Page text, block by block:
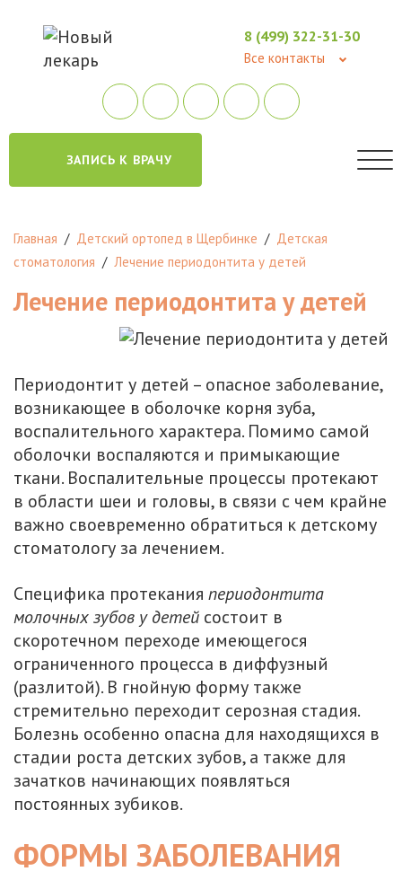
8 (499) 322-31-30
Все контакты
ЗАПИСЬ К ВРАЧУ
Главная / Детский ортопед в Щербинке / Детская
стоматология / Лечение периодонтита у детей
Лечение периодонтита у детей
Периодонтит у детей – опасное заболевание,
возникающее в оболочке корня зуба,
воспалительного характера. Помимо самой
оболочки воспаляются и примыкающие
ткани. Воспалительные процессы протекают
в области шеи и головы, в связи с чем крайне
важно своевременно обратиться к детскому
стоматологу за лечением.
Специфика протекания периодонтита
молочных зубов у детей состоит в
скоротечном переходе имеющегося
ограниченного процесса в диффузный
(разлитой). В гнойную форму также
стремительно переходит серозная стадия.
Болезнь особенно опасна для находящихся в
стадии роста детских зубов, а также для
зачатков начинающих появляться
постоянных зубиков.
ФОРМЫ ЗАБОЛЕВАНИЯ